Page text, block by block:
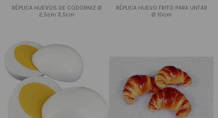
RÉPLICA HUEVOS DE CODORNIZ Ø
2,5cm 3,5cm
RÉPLICA HUEVO FRITO PARA UNTAR
Ø 10cm